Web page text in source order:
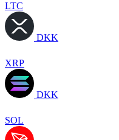
LTC
DKK
XRP
DKK
SOL